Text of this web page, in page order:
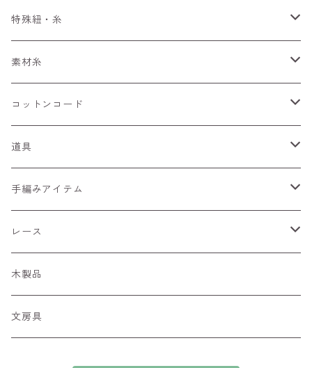
えすにっく
くーる
季節の糸
33m～
アソート
手染めリボンセット
くしゅくしゅリボン
フラワーリボン
特殊紐・糸
ワイヤーみたいな糸
素材糸
キラキラ
ひらひら
ぷあぷあ
キラリボン
糸の切れはし
リボン
コットンコード
細コード
道具
編針・網針
染め道具
マーカー
手編みアイテム
ペンダントホルダー
カードケース
レース
ちょうちょモチーフ
木製品
文房具